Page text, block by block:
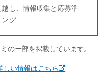
し、情報収集と応募準
ング
の一部を掲載しています。
しい情報はこちら